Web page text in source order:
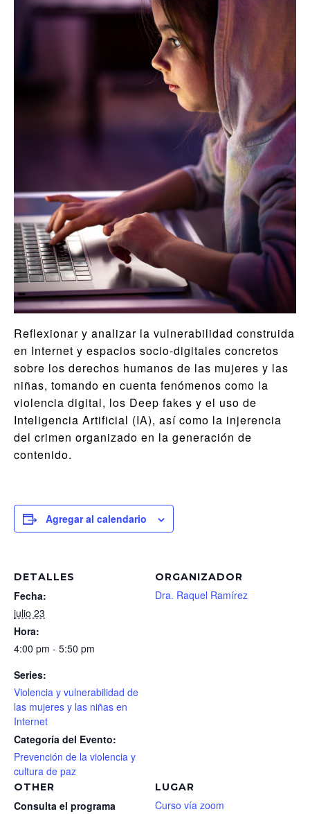
Reflexionar y analizar la vulnerabilidad construida
en Internet y espacios socio-digitales concretos
sobre los derechos humanos de las mujeres y las
niñas, tomando en cuenta fenómenos como la
violencia digital, los Deep fakes y el uso de
Inteligencia Artificial (IA), así como la injerencia
del crimen organizado en la generación de
contenido.
Agregar al calendario
DETALLES
Fecha:
julio 23
Hora:
4:00 pm - 5:50 pm
Series:
Violencia y vulnerabilidad de
las mujeres y las niñas en
Internet
Categoría del Evento:
Prevención de la violencia y
cultura de paz
LUGAR
Curso vía zoom
ORGANIZADOR
Dra. Raquel Ramírez
OTHER
Consulta el programa